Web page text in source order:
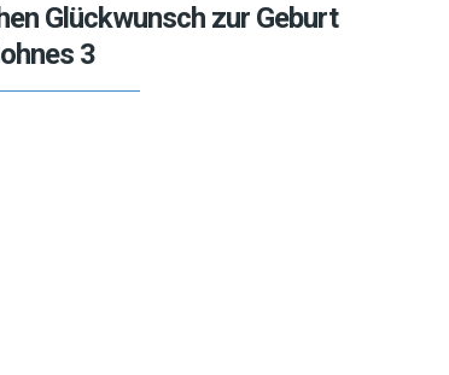
Glückwunsch zur Geburt
3